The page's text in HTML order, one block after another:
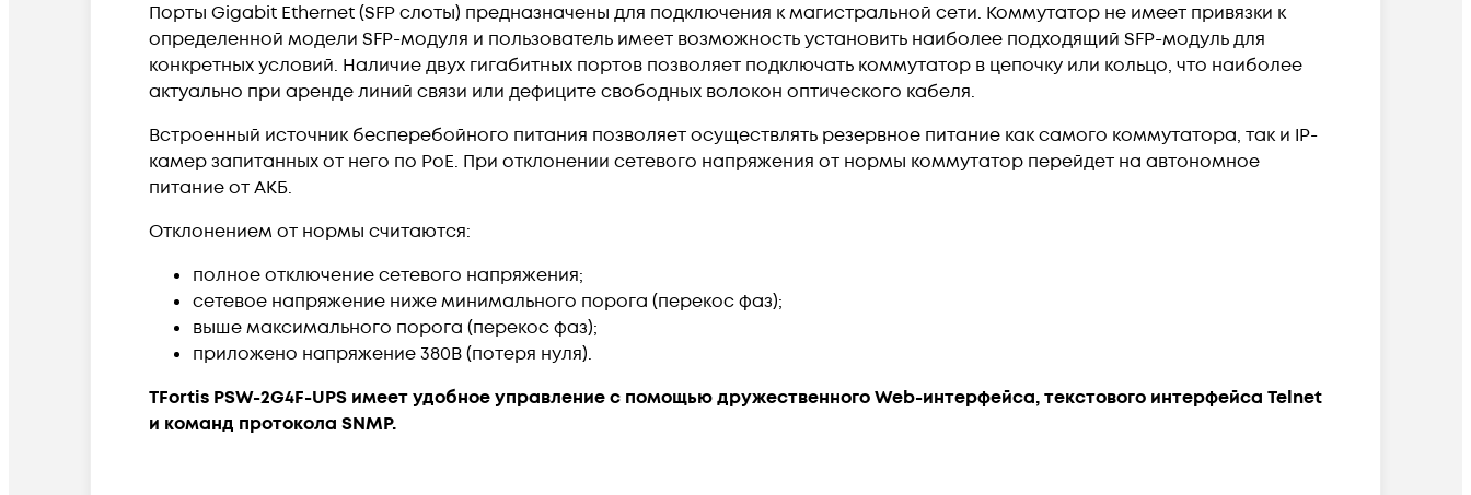
Порты Gigabit Ethernet (SFP слоты) предназначены для подключения к магистральной сети. Коммутатор не имеет привязки к
определенной модели SFP-модуля и пользователь имеет возможность установить наиболее подходящий SFP-модуль для
конкретных условий. Наличие двух гигабитных портов позволяет подключать коммутатор в цепочку или кольцо, что наиболее
актуально при аренде линий связи или дефиците свободных волокон оптического кабеля.
Встроенный источник бесперебойного питания позволяет осуществлять резервное питание как самого коммутатора, так и IP-
камер запитанных от него по PoE. При отклонении сетевого напряжения от нормы коммутатор перейдет на автономное
питание от АКБ.
Отклонением от нормы считаются:
полное отключение сетевого напряжения;
сетевое напряжение ниже минимального порога (перекос фаз);
выше максимального порога (перекос фаз);
приложено напряжение 380В (потеря нуля).
TFortis PSW-2G4F-UPS имеет удобное управление с помощью дружественного Web-интерфейса, текстового интерфейса Telnet
и команд протокола SNMP.